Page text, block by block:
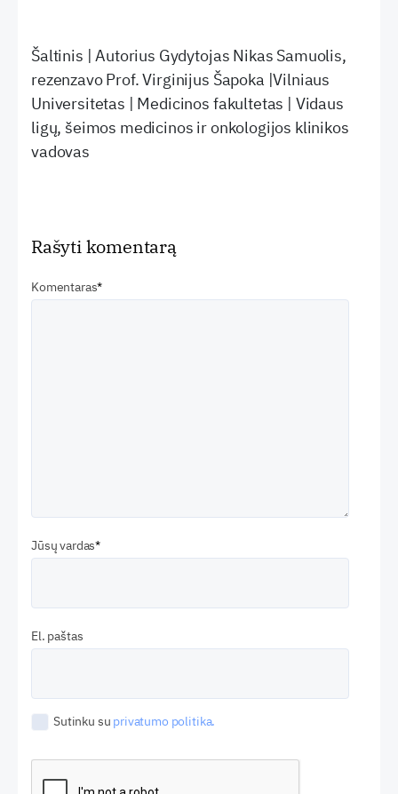
Šaltinis | Autorius Gydytojas Nikas Samuolis,
rezenzavo Prof. Virginijus Šapoka |Vilniaus
Universitetas | Medicinos fakultetas | Vidaus
ligų, šeimos medicinos ir onkologijos klinikos
vadovas
Rašyti komentarą
Komentaras
Jūsų vardas
El. paštas
Sutinku su privatumo politika.